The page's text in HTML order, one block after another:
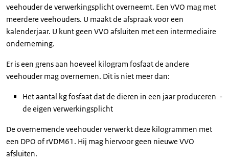
veehouder de verwerkingsplicht overneemt. Een VVO mag met
meerdere veehouders. U maakt de afspraak voor een
kalenderjaar. U kunt geen VVO afsluiten met een intermediaire
onderneming.
Er is een grens aan hoeveel kilogram fosfaat de andere
veehouder mag overnemen. Dit is niet meer dan:
Het aantal kg fosfaat dat de dieren in een jaar produceren -
de eigen verwerkingsplicht
De overnemende veehouder verwerkt deze kilogrammen met
een DPO of rVDM61. Hij mag hiervoor geen nieuwe VVO
afsluiten.